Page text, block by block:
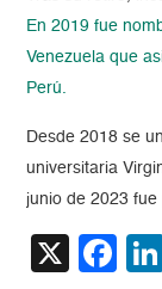
En 2019 fue
Venezuela que
Perú.
Desde 2018 se
universitaria
junio de 2023
X